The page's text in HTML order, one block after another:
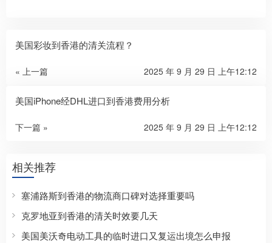
美国彩妆到香港的清关流程？
« 上一篇 2025 年 9 月 29 日 上午12:12
美国iPhone经DHL进口到香港费用分析
下一篇 » 2025 年 9 月 29 日 上午12:12
相关推荐
塞浦路斯到香港的物流商口碑对选择重要吗
克罗地亚到香港的清关时效要几天
美国美沃奇电动工具的临时进口又复运出境怎么申报